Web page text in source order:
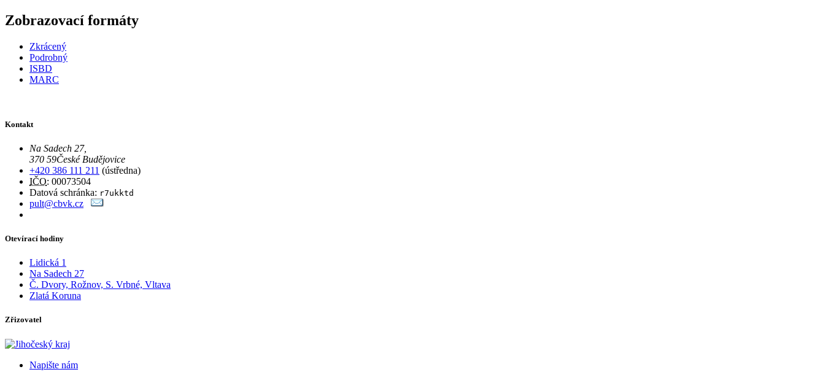
Zobrazovací formáty
Zkrácený
Podrobný
ISBD
MARC
Kontakt
Na Sadech 27,
370 59České Budějovice
+420 386 111 211 (ústředna)
IČO: 00073504
Datová schránka: r7ukktd
pult@cbvk.cz
Otevírací hodiny
Lidická 1
Na Sadech 27
Č. Dvory, Rožnov, S. Vrbné, Vltava
Zlatá Koruna
Zřizovatel
Napište nám